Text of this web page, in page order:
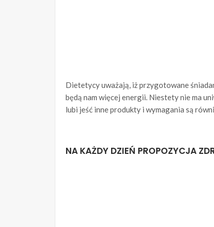
Dietetycy uważają, iż przygotowane
będą nam więcej energii. Niestety nie ma
lubi jeść inne produkty i wymagania są
NA KAŻDY DZIEŃ PROPOZYCJA